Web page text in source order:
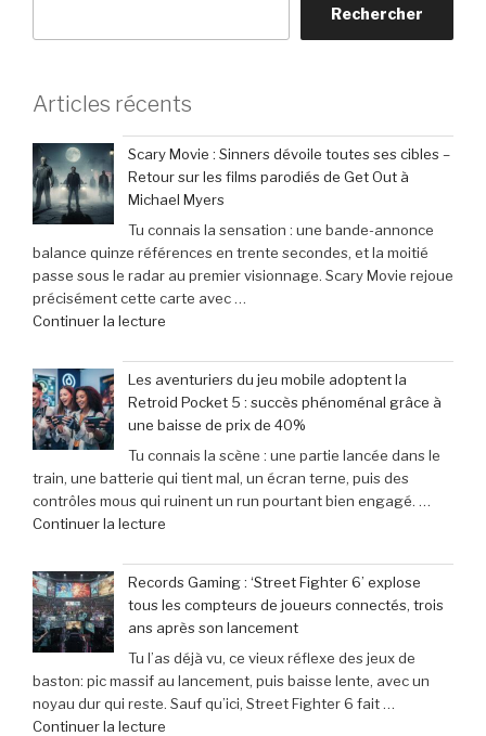
Rechercher
Articles récents
Scary Movie : Sinners dévoile toutes ses cibles –
Retour sur les films parodiés de Get Out à
Michael Myers
Tu connais la sensation : une bande-annonce
balance quinze références en trente secondes, et la moitié
passe sous le radar au premier visionnage. Scary Movie rejoue
précisément cette carte avec …
Continuer la lecture
Movie
:
Sinners
dévoile
toutes
ses
cibles
sur
les
films
parodiés
de
Get
Out
Les aventuriers du jeu mobile adoptent la
Retroid Pocket 5 : succès phénoménal grâce à
une baisse de prix de 40%
Tu connais la scène : une partie lancée dans le
train, une batterie qui tient mal, un écran terne, puis des
contrôles mous qui ruinent un run pourtant bien engagé. …
Continuer la lecture
aventuriers
du
jeu
mobile
adoptent
la
Retroid
Records Gaming : ‘Street Fighter 6’ explose
tous les compteurs de joueurs connectés, trois
ans après son lancement
Tu l’as déjà vu, ce vieux réflexe des jeux de
baston: pic massif au lancement, puis baisse lente, avec un
noyau dur qui reste. Sauf qu’ici, Street Fighter 6 fait …
Continuer la lecture